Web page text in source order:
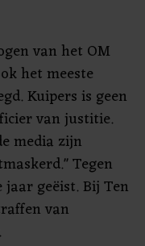
van het OM
het meeste
Kuipers is geen
van justitie.
media zijn
Tegen
geëist. Bij Ten
van